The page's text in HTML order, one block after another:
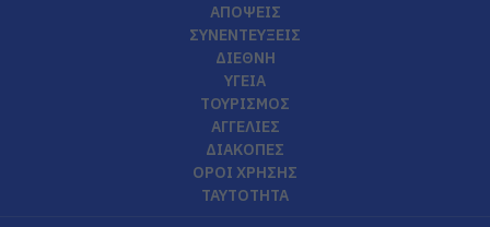
ΑΠΟΨΕΙΣ
ΣΥΝΕΝΤΕΥΞΕΙΣ
ΔΙΕΘΝΗ
ΥΓΕΙΑ
ΤΟΥΡΙΣΜΟΣ
ΑΓΓΕΛΙΕΣ
ΔΙΑΚΟΠΕΣ
ΟΡΟΙ ΧΡΗΣΗΣ
ΤΑΥΤΟΤΗΤΑ